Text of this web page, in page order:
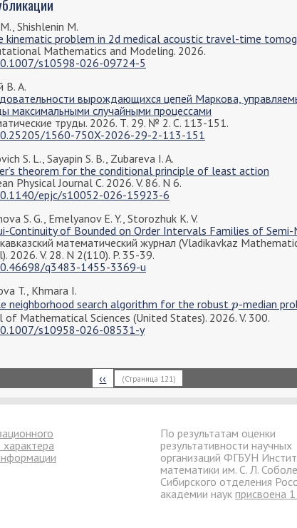
Shishlenin M.
kinematic problem in 2d medical acoustic travel-time
Mathematics and Modeling. 2026.
s10598-026-09724-5
В. А.
вырождающихся цепей Маркова,
максимальными случайными процессами
труды. 2026. Т. 29. № 2. С. 113-151.
1560-750X-2026-29-2-113-151
S. L., Sayapin S. B., Zubareva I. A.
theorem for the conditional principle of least action
Physical Journal C. 2026. V. 86. N 6.
epjc/s10052-026-15923-6
S. G., Emelyanov E. Y., Storozhuk K. V.
Continuity of Bounded on Order Intervals Families of Semi-
математический журнал (Vladikavkaz
2026. V. 28. N 2(110). P. 35-39.
q3483-1455-3369-u
T., Khmara I.
neighborhood search algorithm for the robust p
p-median
of Mathematical Sciences (United States). 2026. V. 300.
s10958-026-08531-y
Предыдущая
страница
‹‹ (Страница 121)
характера
По результатам оценки
результативности научных
организаций ФГБУН
математики им. С. Л.
Сибирского отделения
академии наук присвоена 1